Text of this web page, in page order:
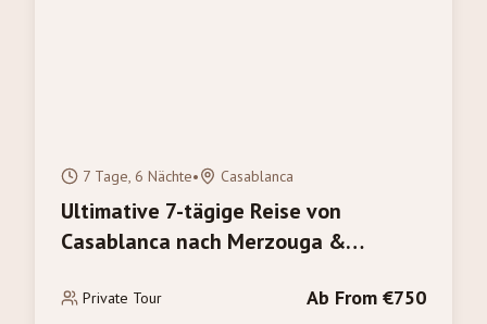
7 Tage, 6 Nächte• Casablanca
Ultimative 7-tägige Reise von
Casablanca nach Merzouga &
Erlebnis
Private Tour Ab From €750